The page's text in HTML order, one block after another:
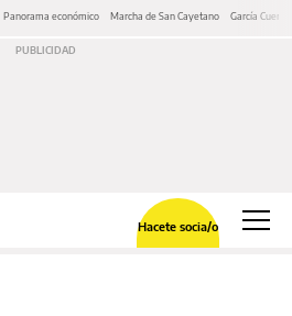
Panorama económico Marcha de San Cayetano García Cuerva
Hacete socia/o